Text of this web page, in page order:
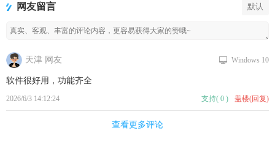
网友留言 默认
天津 网友
2026/6/3 14:12:24
软件很好用，功能齐全
Windows 10
支持( 0 ) 盖楼(回复)
查看更多评论